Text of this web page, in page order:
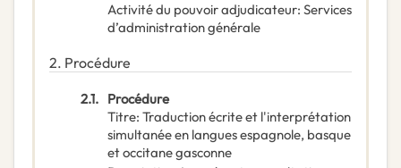
Activité du pouvoir adjudicateur: Services
d’administration générale
2. Procédure
2.1. Procédure
Titre: Traduction écrite et l'interprétation
simultanée en langues espagnole, basque
et occitane gasconne